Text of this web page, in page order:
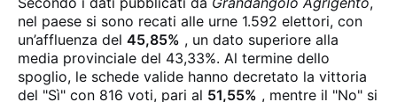
nel paese si sono recati alle urne 1.592 elettori, con
un’affluenza del 45,85% , un dato superiore alla
media provinciale del 43,33%. Al termine dello
spoglio, le schede valide hanno decretato la vittoria
del "Sì" con 816 voti, pari al 51,55% , mentre il "No" si